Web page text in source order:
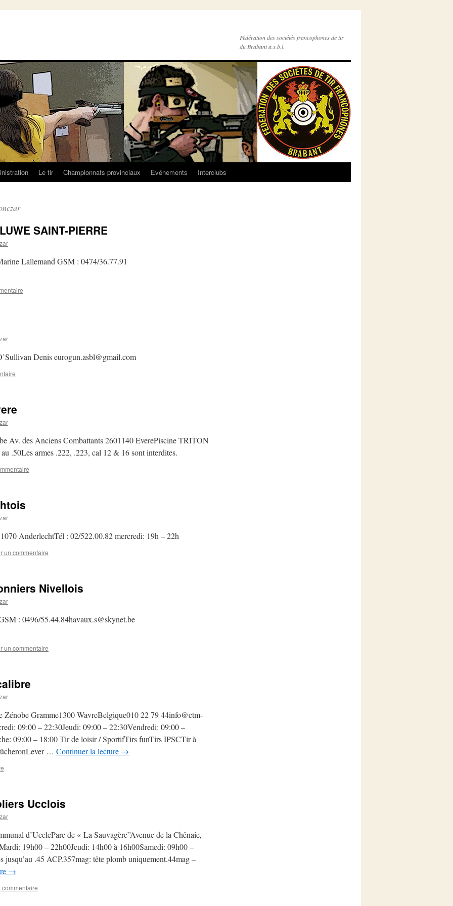
Fédération des sociétés francophones de tir
du Brabant a.s.b.l.
Le tir Championnats provinciaux Evénements Interclubs
SAINT-PIERRE
Lallemand GSM : 0474/36.77.91
Denis eurogun.asbl@gmail.com
Av. des Anciens Combattants 2601140 EverePiscine TRITON
.50Les armes .222, .223, cal 12 & 16 sont interdites.
AnderlechtTél : 02/522.00.82 mercredi: 19h – 22h
un commentaire
Nivellois
: 0496/55.44.84havaux.s@skynet.be
un commentaire
Gramme1300 WavreBelgique010 22 79 44info@ctm-
09:00 – 22:30Jeudi: 09:00 – 22:30Vendredi: 09:00 –
09:00 – 18:00 Tir de loisir / SportifTirs funTirs IPSCTir à
… Continuer la lecture →
Ucclois
d’UccleParc de « La Sauvagère”Avenue de la Chênaie,
19h00 – 22h00Jeudi: 14h00 à 16h00Samedi: 09h00 –
jusqu’au .45 ACP.357mag: tête plomb uniquement.44mag –
→